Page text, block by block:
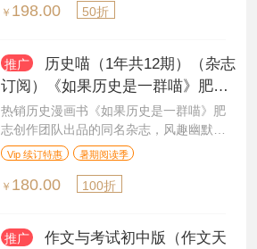
￥ 198.00 50折
推广
历史喵（1年共12期）（杂志
订阅）《如果历史是一群喵》肥志
创作团队出品
热销历史漫画书《如果历史是一群喵》肥
志创作团队出品的同名杂志，风趣幽默的
学历史
Vip 续订特惠 暑期阅读季
￥ 180.00 100折
推广
作文与考试初中版（作文天